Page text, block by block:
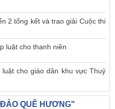
2 tổng kết và trao giải Cuộc thi
luật cho thanh niên
cho giáo dân khu vực Thuỷ
QUÊ HƯƠNG"